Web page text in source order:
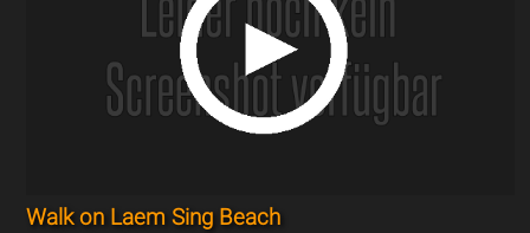
Walk on Laem Sing Beach